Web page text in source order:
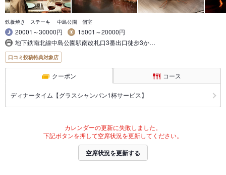
鉄板焼き ステーキ 中島公園 個室
20001～30000円
15001～20000円
地下鉄南北線中島公園駅南改札口3番出口徒歩3か…
口コミ投稿特典対象店
クーポン コース
ディナータイム【グラスシャンパン1杯サービス】
カレンダーの更新に失敗しました。
下記ボタンを押して空席状況を更新してください。
空席状況を更新する